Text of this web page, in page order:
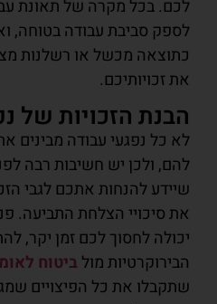
לכם. בכל מקרה של תאונת
לספק סביבת עבודה בטוחה,
כתוצאה מכשל או רשלנות
את זכויותיכם.
הבנת הזכויות של
לא כל נפגעי עבודה מבינים
להם, ולכן יש חשיבות רבה
שיידע להנחות אתכם לגבי
את סיכויי הצלחת התביעה.
יכולה לחסוך לכם זמן יקר,
הבירוקרטיות מול ביטוח
שתקבלו את כל הפיצויים